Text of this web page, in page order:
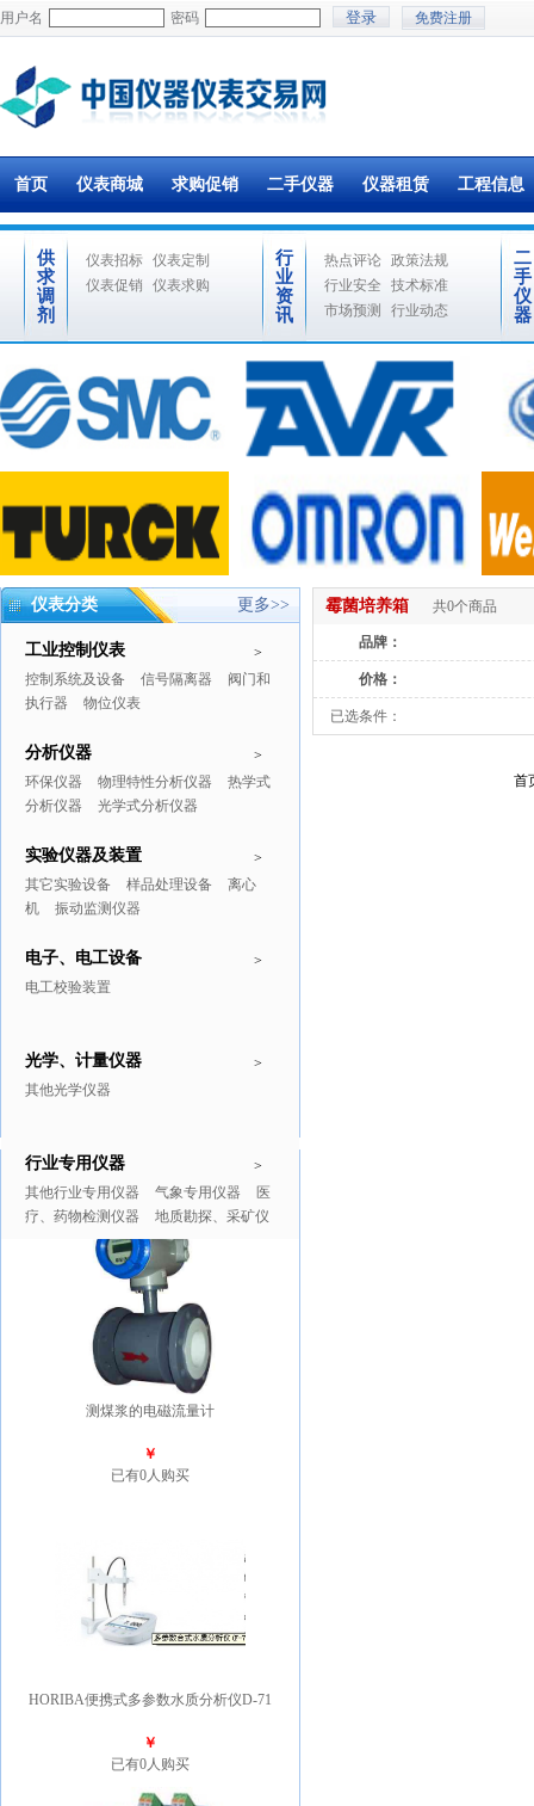
用户名 密码 免费注册
首页 仪表商城 求购促销 二手仪器 仪器租赁 工程信息
供
求
调
剂
仪表招标 仪表定制
仪表促销
仪表求购
行
业
资
讯
热点评论 政策法规
行业安全
技术标准
市场预测
行业动态
二
手
仪
器
仪表分类 更多>>
>
工业控制仪表
控制系统及设备 信号隔离器
阀门和
执行器
物位仪表
>
分析仪器
环保仪器 物理特性分析仪器
热学式
分析仪器
光学式分析仪器
>
实验仪器及装置
其它实验设备 样品处理设备
离心
机
振动监测仪器
>
电子、电工设备
电工校验装置
>
光学、计量仪器
其他光学仪器
>
行业专用仪器
其他行业专用仪器 气象专用仪器
医
疗、药物检测仪器
地质勘探、采矿仪
推广商品 更多>>
测煤浆的电磁流量计
￥
已有0人购买
HORIBA便携式多参数水质分析仪D-71
￥
已有0人购买
霉菌培养箱 共0个商品
品牌：
价格：
已选条件：
首